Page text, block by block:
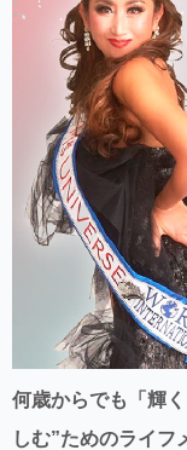
何歳からでも「輝
しむ”ためのライフ